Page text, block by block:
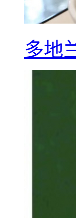
多地